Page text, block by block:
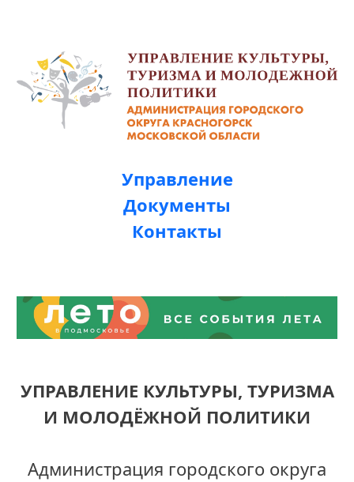
Управление
Документы
Контакты
УПРАВЛЕНИЕ КУЛЬТУРЫ, ТУРИЗМА
И МОЛОДЁЖНОЙ ПОЛИТИКИ
Администрация городского округа